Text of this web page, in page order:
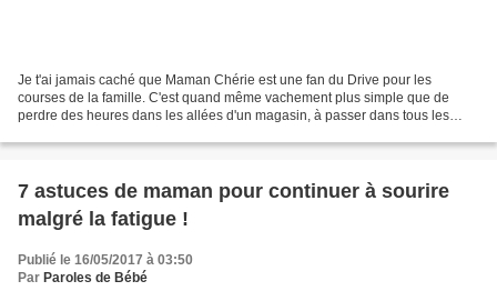
Je t'ai jamais caché que Maman Chérie est une fan du Drive pour les
courses de la famille. C'est quand même vachement plus simple que de
perdre des heures dans les allées d'un magasin, à passer dans tous les
7 astuces de maman pour continuer à sourire
malgré la fatigue !
Publié le 16/05/2017 à 03:50
Par Paroles de Bébé